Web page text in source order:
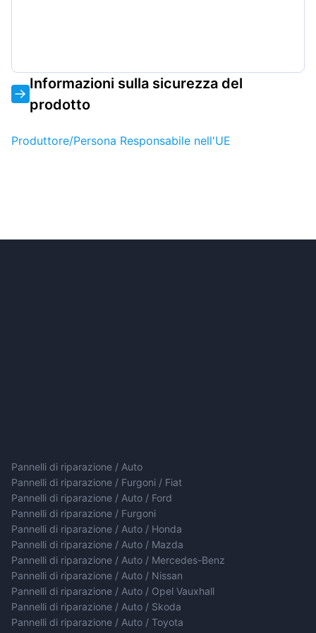
Informazioni sulla sicurezza del
prodotto
Produttore/Persona Responsabile nell'UE
Pannelli di riparazione / Auto
Pannelli di riparazione / Furgoni / Fiat
Pannelli di riparazione / Auto / Ford
Pannelli di riparazione / Furgoni
Pannelli di riparazione / Auto / Honda
Pannelli di riparazione / Auto / Mazda
Pannelli di riparazione / Auto / Mercedes-Benz
Pannelli di riparazione / Auto / Nissan
Pannelli di riparazione / Auto / Opel Vauxhall
Pannelli di riparazione / Auto / Skoda
Pannelli di riparazione / Auto / Toyota